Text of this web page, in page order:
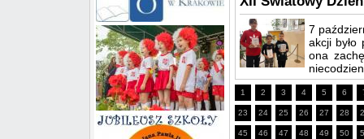
7
akcji było
ona
1 2 3 4 5 6
23 24 25 26 27 28
45 46 47 48 49 50